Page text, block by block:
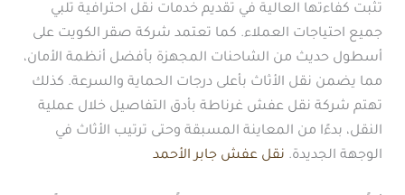
تثبت كفاءتها العالية في تقديم خدمات نقل احترافية تلبي
جميع احتياجات العملاء. كما تعتمد شركة صقر الكويت على
أسطول حديث من الشاحنات المجهزة بأفضل أنظمة الأمان،
مما يضمن نقل الأثاث بأعلى درجات الحماية والسرعة. كذلك
تهتم شركة نقل عفش غرناطة بأدق التفاصيل خلال عملية
النقل، بدءًا من المعاينة المسبقة وحتى ترتيب الأثاث في
الوجهة الجديدة. نقل عفش جابر الأحمد